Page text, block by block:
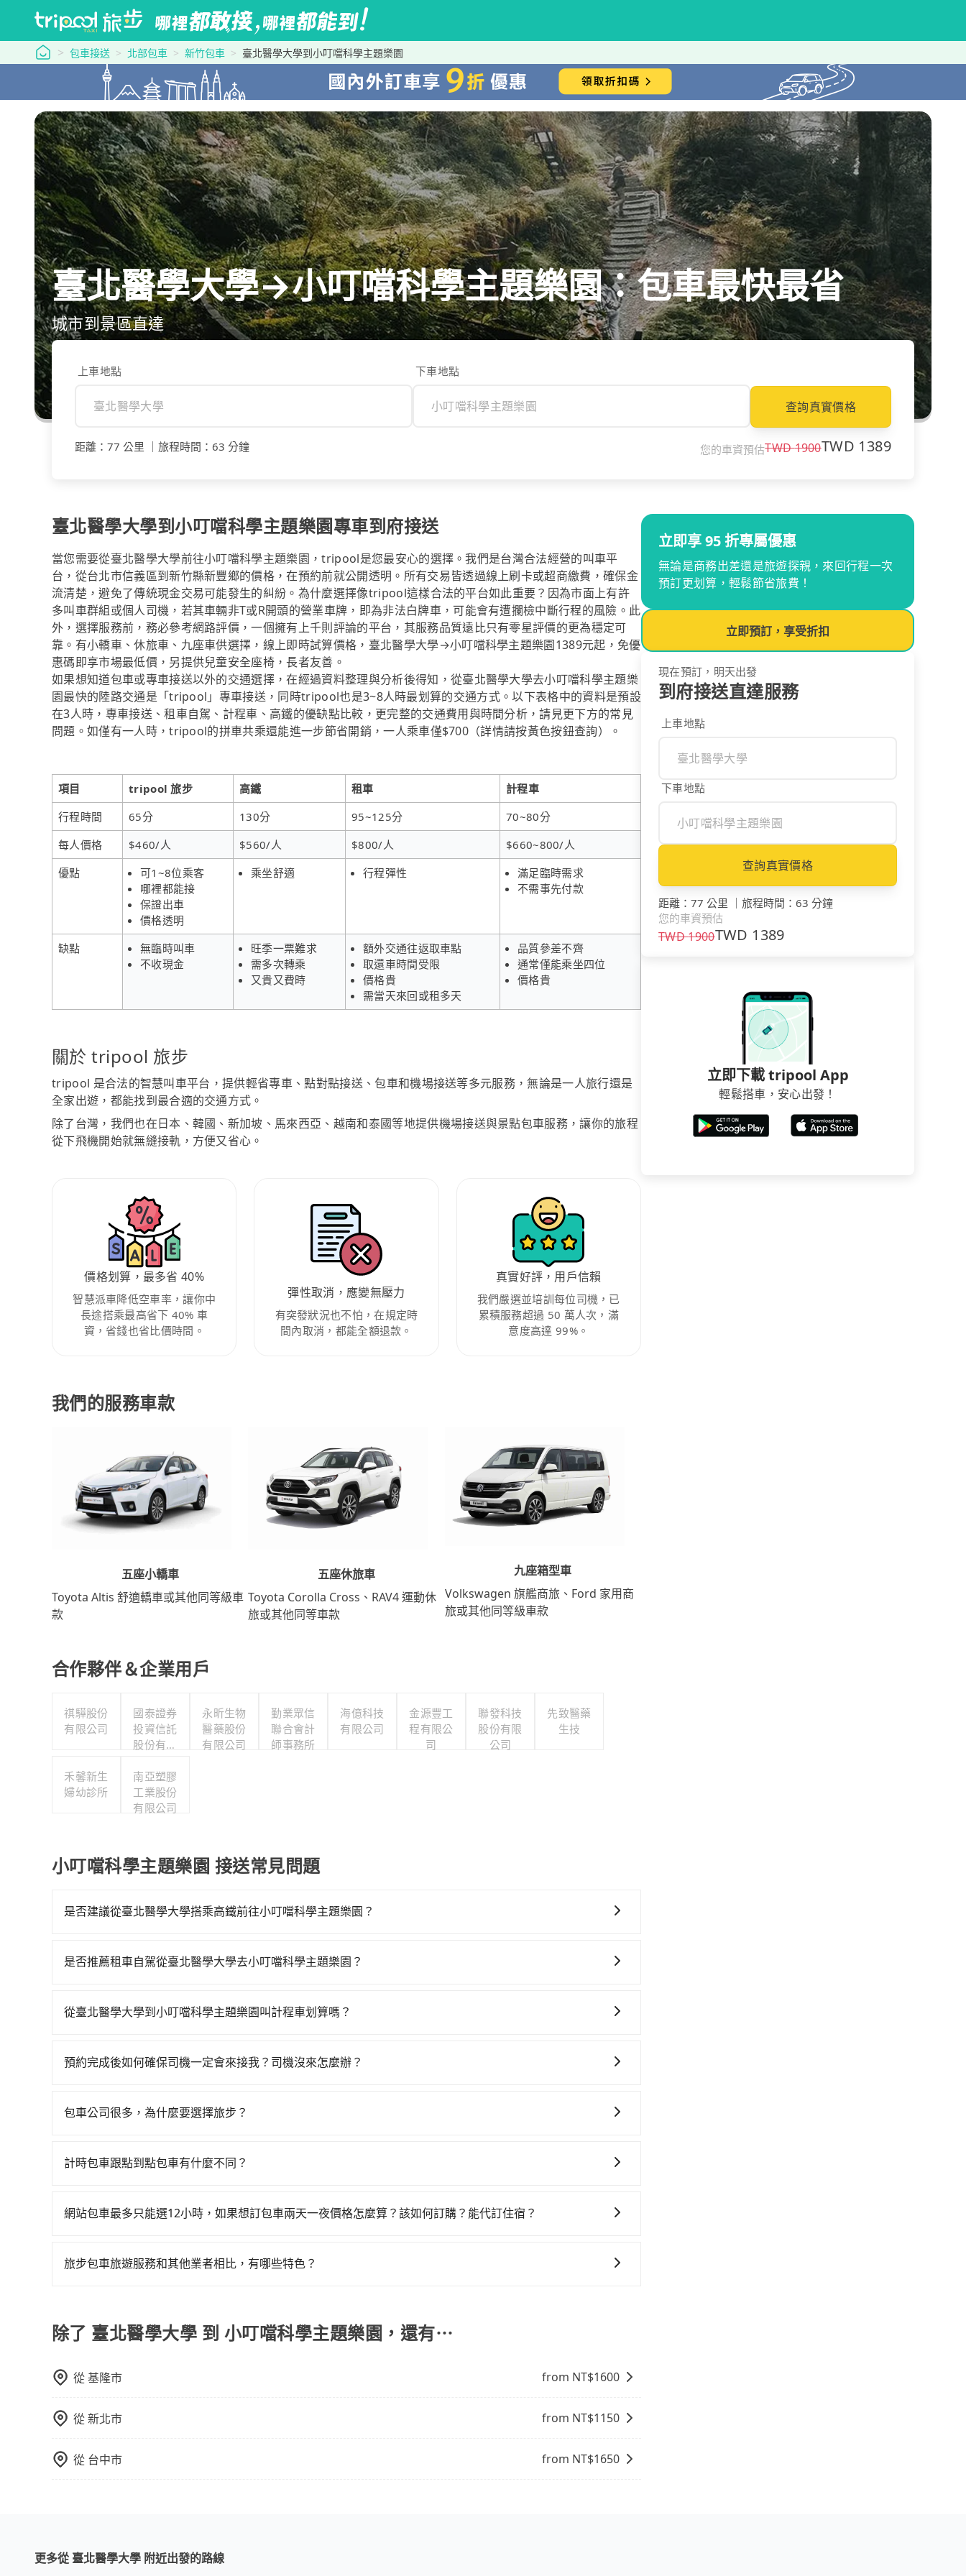
tripool 旅步
包車接送 北部包車 新竹包車 臺北醫學大學到小叮噹科學主題樂園
臺北醫學大學→小叮噹科學主題樂園：包車最快最省
城市到景區直達
上車地點 下車地點
查詢真實價格
距離 ： 77 公里 旅程時間 ： 63 分鐘 您的車資預估TWD1900TWD 1389
臺北醫學大學到小叮噹科學主題樂園專車到府接送
當您需要從臺北醫學大學前往小叮噹科學主題樂園，tripool是您最安心的選擇。我們是台灣合法經營的叫車平
台，從台北市信義區到新竹縣新豐鄉的價格，在預約前就公開透明。所有交易皆透過線上刷卡或超商繳費，確保金
流清楚，避免了傳統現金交易可能發生的糾紛。為什麼選擇像tripool這樣合法的平台如此重要？因為市面上有許
多叫車群組或個人司機，若其車輛非T或R開頭的營業車牌，即為非法白牌車，可能會有遭攔檢中斷行程的風險。此
外，選擇服務前，務必參考網路評價，一個擁有上千則評論的平台，其服務品質遠比只有零星評價的更為穩定可
靠。有小轎車、休旅車、九座車供選擇，線上即時試算價格，臺北醫學大學→小叮噹科學主題樂園1389元起，免優
惠碼即享市場最低價，另提供兒童安全座椅，長者友善。
如果想知道包車或專車接送以外的交通選擇，在經過資料整理與分析後得知，從臺北醫學大學去小叮噹科學主題樂
園最快的陸路交通是「tripool」專車接送，同時tripool也是3~8人時最划算的交通方式。以下表格中的資料是預設
在3人時，專車接送、租車自駕、計程車、高鐵的優缺點比較，更完整的交通費用與時間分析，請見更下方的常見
問題。如僅有一人時，tripool的拼車共乘還能進一步節省開銷，一人乘車僅$700（詳情請按黃色按鈕查詢）。
項目 tripool 旅步 高鐵 租車
計程車
行程時間
65分 130分 95~125分
70~80分
每人價格
$460/人 $560/人 $800/人
$660~800/人
優點
可1~8位乘客
哪裡都能接
保證出車
價格透明
乘坐舒適 行程彈性
滿足臨時需求
不需事先付款
缺點
無臨時叫車
不收現金
旺季一票難求
需多次轉乘
又貴又費時
額外交通往返取車點
取還車時間受限
價格貴
需當天來回或租多天
品質參差不齊
通常僅能乘坐四位
價格貴
關於 tripool 旅步
tripool 是合法的智慧叫車平台，提供輕省專車、點對點接送、包車和機場接送等多元服務，無論是一人旅行還是
全家出遊，都能找到最合適的交通方式。
除了台灣，我們也在日本、韓國、新加坡、馬來西亞、越南和泰國等地提供機場接送與景點包車服務，讓你的旅程
從下飛機開始就無縫接軌，方便又省心。
價格划算，最多省 40%
智慧派車降低空車率，讓你中
長途搭乘最高省下 40% 車
資，省錢也省比價時間。
彈性取消，應變無壓力
有突發狀況也不怕，在規定時
間內取消，都能全額退款。
真實好評，用戶信賴
我們嚴選並培訓每位司機，已
累積服務超過 50 萬人次，滿
意度高達 99%。
我們的服務車款
五座小轎車
Toyota Altis 舒適轎車或其他同等級車
款
五座休旅車
Toyota Corolla Cross、RAV4 運動休
旅或其他同等車款
九座箱型車
Volkswagen 旗艦商旅、Ford 家用商
旅或其他同等級車款
合作夥伴＆企業用戶
祺驊股份
有限公司
國泰證券
投資信託
股份有限
永昕生物
醫藥股份
有限公司
勤業眾信
聯合會計
師事務所
海億科技
有限公司
金源豐工
程有限公
司
聯發科技
股份有限
公司
先致醫藥
生技
禾馨新生
婦幼診所
南亞塑膠
工業股份
有限公司
小叮噹科學主題樂園 接送常見問題
是否建議從臺北醫學大學搭乘高鐵前往小叮噹科學主題樂園？
台北-新竹一天最多有61班次高鐵可搭乘。假設從臺北醫學大學 (台北市信義區) 前往最靠近的台北高鐵站，叫一
班的計程車，搭上小黃後約花35分鐘、車費500元後，抵達小叮噹科學主題樂園 (新竹縣新豐鄉) 的目的地。全程
100元車資，而且更會額外浪費66分鐘在轉乘與等車上，現在還不馬上來預約tripool！如果你僅有兩位乘車，也
是否推薦租車自駕從臺北醫學大學去小叮噹科學主題樂園？
費，小轎車如Toyota Yaris、Nissan Kicks，一天租金$1,500起，九人座如Hyundai Staria或Volkswagen
叮噹科學主題樂園，不然就是需要一次租用多天，如此預計小轎車的花費至少$2,400、九人座$5,400起。透過
從臺北醫學大學到小叮噹科學主題樂園叫計程車划算嗎？
到車，也可考慮打電話至臺北醫學大學附近的計程車隊，如慶龍交通、華麗計程車、信義計程車等叫車看看。依
以上，無論在價格或服務品質上，tripool都是你從臺北醫學大學到小叮噹科學主題樂園的最佳選擇。
預約完成後如何確保司機一定會來接我？司機沒來怎麼辦？
提供司機的姓名、電話、車牌、車型等資訊，如在約定好的時間與上車地點沒有看到司機，可主動電話聯繫，可
包車公司很多，為什麼要選擇旅步？
供更彈性的取消訂單規定，並致力於提供高品質的包車服務。選擇旅步絕對是明智的選擇之一。
計時包車跟點到點包車有什麼不同？
通常以每小時為單位，客戶可以根據自己的需要預定一定時間的包車服務。這種服務適用於需要在城市內多個地
一個城市的長途包車。
網站包車最多只能選12小時，如果想訂包車兩天一夜價格怎麼算？該如何訂購？能代訂住宿？
行程。另外，目前旅步只提供接送服務，暫不提供代訂住宿服務。
旅步包車旅遊服務和其他業者相比，有哪些特色？
除了 臺北醫學大學 到 小叮噹科學主題樂園，還有⋯
從基隆市 from NT$1600
從新北市 from NT$1150
從 台中市 from NT$1650
立即享 95 折專屬優惠
無論是商務出差還是旅遊探親，來回行程一次
預訂更划算，輕鬆節省旅費！
立即預訂，享受折扣
現在預訂，明天出發
到府接送直達服務
上車地點
下車地點
查詢真實價格
距離 ： 77 公里 ｜ 旅程時間 ： 63 分鐘
您的車資預估
TWD1900TWD 1389
立即下載 tripool App
輕鬆搭車，安心出發！
更多從 臺北醫學大學 附近出發的路線